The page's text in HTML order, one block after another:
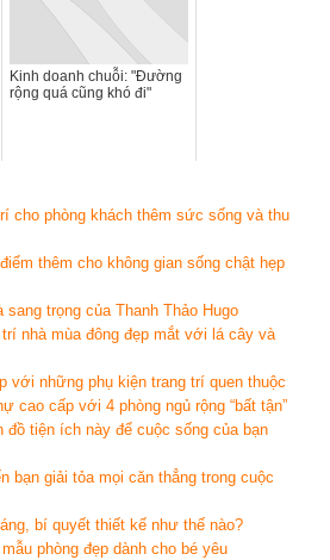
Kinh doanh chuỗi: "Đường
rộng quá cũng khó đi"
cho phòng khách thêm sức sống và thu
thêm cho không gian sống chật hẹp
sang trọng của Thanh Thảo Hugo
nhà mùa đông đẹp mắt với lá cây và
với những phụ kiện trang trí quen thuộc
cao cấp với 4 phòng ngủ rộng “bất tận”
đồ tiện ích này để cuộc sống của bạn
bạn giải tỏa mọi căn thẳng trong cuộc
bí quyết thiết kế như thế nào?
phòng đẹp dành cho bé yêu